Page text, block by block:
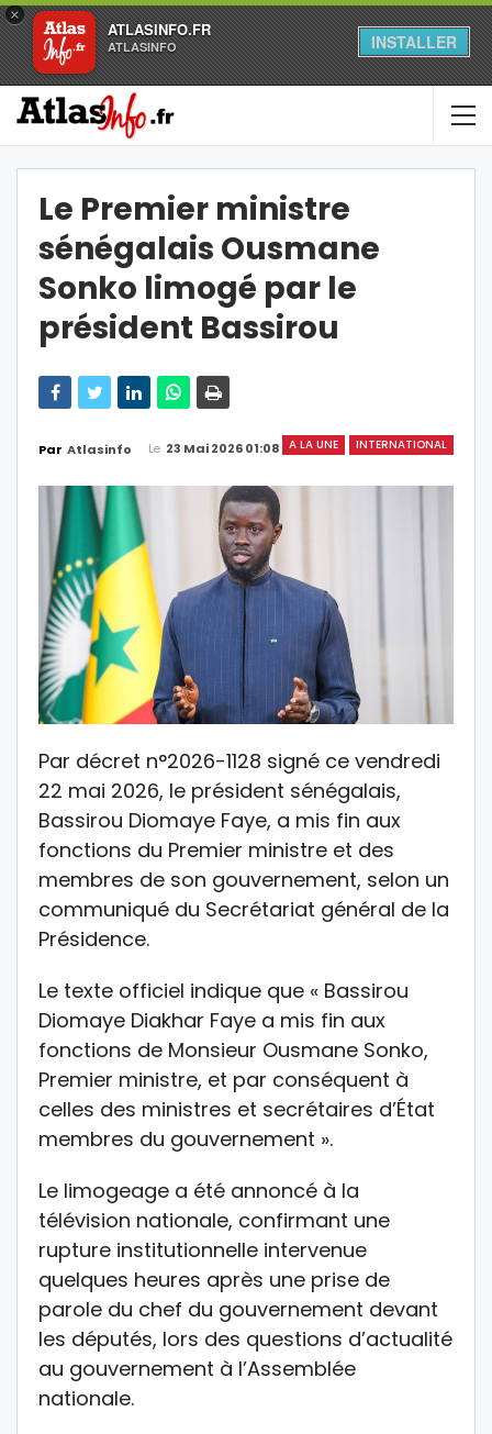
×
ATLASINFO.FR
ATLASINFO INSTALLER
Le Premier ministre
sénégalais Ousmane
Sonko limogé par le
président Bassirou
A LA UNE INTERNATIONAL
Par Atlasinfo Le 23 Mai 2026 01:08
Par décret n°2026-1128 signé ce vendredi
22 mai 2026, le président sénégalais,
Bassirou Diomaye Faye, a mis fin aux
fonctions du Premier ministre et des
membres de son gouvernement, selon un
communiqué du Secrétariat général de la
Présidence.
Le texte officiel indique que « Bassirou
Diomaye Diakhar Faye a mis fin aux
fonctions de Monsieur Ousmane Sonko,
Premier ministre, et par conséquent à
celles des ministres et secrétaires d’État
membres du gouvernement ».
Le limogeage a été annoncé à la
télévision nationale, confirmant une
rupture institutionnelle intervenue
quelques heures après une prise de
parole du chef du gouvernement devant
les députés, lors des questions d’actualité
au gouvernement à l’Assemblée
nationale.